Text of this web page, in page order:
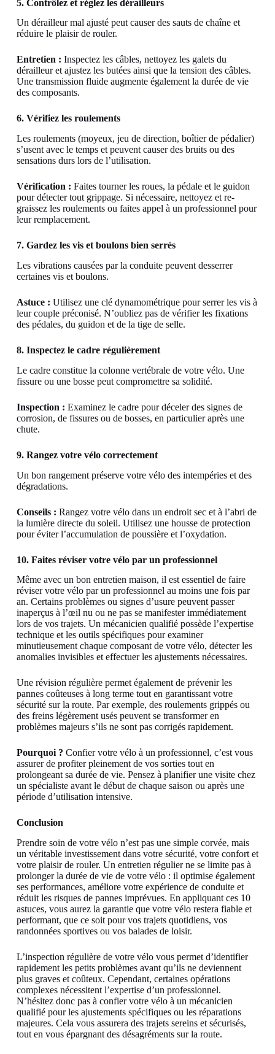
5. Contrôlez et réglez les dérailleurs
Un dérailleur mal ajusté peut causer des sauts de chaîne et
réduire le plaisir de rouler.
Entretien : Inspectez les câbles, nettoyez les galets du
dérailleur et ajustez les butées ainsi que la tension des câbles.
Une transmission fluide augmente également la durée de vie
des composants.
6. Vérifiez les roulements
Les roulements (moyeux, jeu de direction, boîtier de pédalier)
s’usent avec le temps et peuvent causer des bruits ou des
sensations durs lors de l’utilisation.
Vérification : Faites tourner les roues, la pédale et le guidon
pour détecter tout grippage. Si nécessaire, nettoyez et re-
graissez les roulements ou faites appel à un professionnel pour
leur remplacement.
7. Gardez les vis et boulons bien serrés
Les vibrations causées par la conduite peuvent desserrer
certaines vis et boulons.
Astuce : Utilisez une clé dynamométrique pour serrer les vis à
leur couple préconisé. N’oubliez pas de vérifier les fixations
des pédales, du guidon et de la tige de selle.
8. Inspectez le cadre régulièrement
Le cadre constitue la colonne vertébrale de votre vélo. Une
fissure ou une bosse peut compromettre sa solidité.
Inspection : Examinez le cadre pour déceler des signes de
corrosion, de fissures ou de bosses, en particulier après une
chute.
9. Rangez votre vélo correctement
Un bon rangement préserve votre vélo des intempéries et des
dégradations.
Conseils : Rangez votre vélo dans un endroit sec et à l’abri de
la lumière directe du soleil. Utilisez une housse de protection
pour éviter l’accumulation de poussière et l’oxydation.
10. Faites réviser votre vélo par un professionnel
Même avec un bon entretien maison, il est essentiel de faire
réviser votre vélo par un professionnel au moins une fois par
an. Certains problèmes ou signes d’usure peuvent passer
inaperçus à l’œil nu ou ne pas se manifester immédiatement
lors de vos trajets. Un mécanicien qualifié possède l’expertise
technique et les outils spécifiques pour examiner
minutieusement chaque composant de votre vélo, détecter les
anomalies invisibles et effectuer les ajustements nécessaires.
Une révision régulière permet également de prévenir les
pannes coûteuses à long terme tout en garantissant votre
sécurité sur la route. Par exemple, des roulements grippés ou
des freins légèrement usés peuvent se transformer en
problèmes majeurs s’ils ne sont pas corrigés rapidement.
Pourquoi ? Confier votre vélo à un professionnel, c’est vous
assurer de profiter pleinement de vos sorties tout en
prolongeant sa durée de vie. Pensez à planifier une visite chez
un spécialiste avant le début de chaque saison ou après une
période d’utilisation intensive.
Conclusion
Prendre soin de votre vélo n’est pas une simple corvée, mais
un véritable investissement dans votre sécurité, votre confort et
votre plaisir de rouler. Un entretien régulier ne se limite pas à
prolonger la durée de vie de votre vélo : il optimise également
ses performances, améliore votre expérience de conduite et
réduit les risques de pannes imprévues. En appliquant ces 10
astuces, vous aurez la garantie que votre vélo restera fiable et
performant, que ce soit pour vos trajets quotidiens, vos
randonnées sportives ou vos balades de loisir.
L’inspection régulière de votre vélo vous permet d’identifier
rapidement les petits problèmes avant qu’ils ne deviennent
plus graves et coûteux. Cependant, certaines opérations
complexes nécessitent l’expertise d’un professionnel.
N’hésitez donc pas à confier votre vélo à un mécanicien
qualifié pour les ajustements spécifiques ou les réparations
majeures. Cela vous assurera des trajets sereins et sécurisés,
tout en vous épargnant des désagréments sur la route.